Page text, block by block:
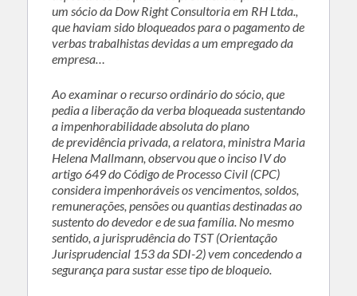
um sócio da Dow Right Consultoria em RH Ltda.,
que haviam sido bloqueados para o pagamento de
verbas trabalhistas devidas a um empregado da
empresa…
Ao examinar o recurso ordinário do sócio, que
pedia a liberação da verba bloqueada sustentando
a impenhorabilidade absoluta do plano
de previdência privada, a relatora, ministra Maria
Helena Mallmann, observou que o inciso IV do
artigo 649 do Código de Processo Civil (CPC)
considera impenhoráveis os vencimentos, soldos,
remunerações, pensões ou quantias destinadas ao
sustento do devedor e de sua família. No mesmo
sentido, a jurisprudência do TST (Orientação
Jurisprudencial 153 da SDI-2) vem concedendo a
segurança para sustar esse tipo de bloqueio.